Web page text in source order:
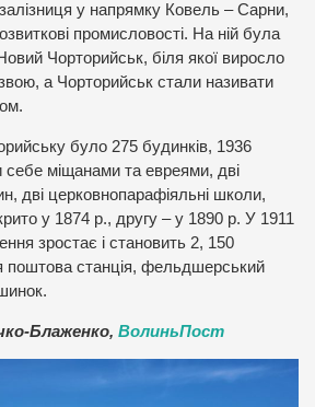
у напрямку Ковель – Сарни,
промисловості. На ній була
Чорторийськ, біля якої виросло
а Чорторийськ стали називати
було 275 будинків, 1936
себе міщанами та евреями, дві
дві церковнопарафіяльні школи,
у 1874 р., другу – у 1890 р. У 1911
зростає і становить 2, 150
поштова станція, фельдшерський
Блаженко, ВолиньПост